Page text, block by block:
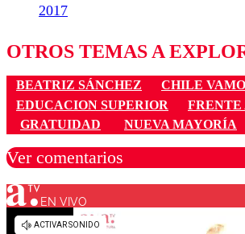
2017
OTROS TEMAS A
BEATRIZ SÁNCHEZ
CHILE
EDUCACION SUPERIOR
GRATUIDAD
NUEVA MAYORÍA
Ver comentarios
Los comentarios son moderados para
diálogo respetuoso.
EN VIVO